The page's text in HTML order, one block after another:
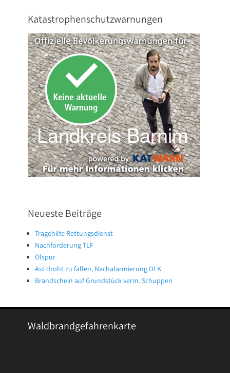
Katastrophenschutzwarnungen
Neueste Beiträge
Tragehilfe Rettungsdienst
Nachforderung TLF
Ölspur
Ast droht zu fallen, Nachalarmierung DLK
Brandschein auf Grundstück verm. Schuppen
Waldbrandgefahrenkarte